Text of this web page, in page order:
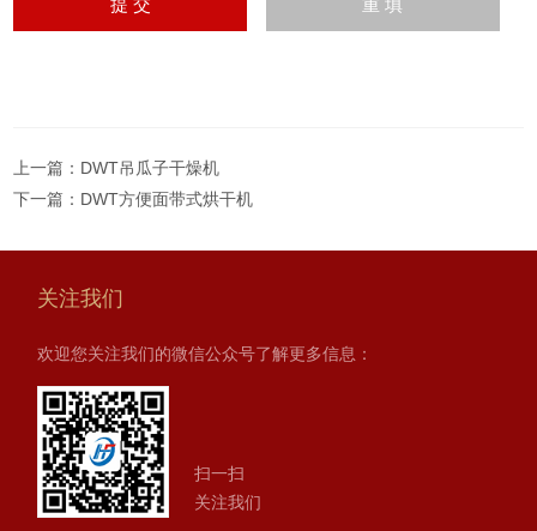
上一篇： DWT吊瓜子干燥机
下一篇： DWT方便面带式烘干机
关注我们
欢迎您关注我们的微信公众号了解更多信息：
扫一扫
关注我们